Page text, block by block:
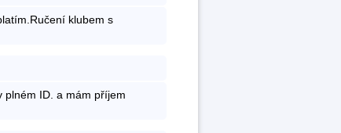
klubem s
plném ID. a mám příjem